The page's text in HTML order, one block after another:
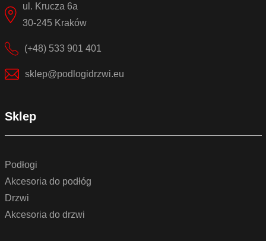
ul. Krucza 6a
30-245 Kraków
(+48) 533 901 401
sklep@podlogidrzwi.eu
Sklep
Podłogi
Akcesoria do podłóg
Drzwi
Akcesoria do drzwi